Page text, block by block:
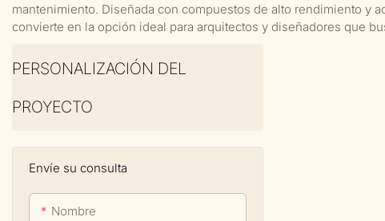
mantenimiento. Diseñada con compuestos de alto rendimiento y
convierte en la opción ideal para arquitectos y diseñadores que
PERSONALIZACIÓN DEL
PROYECTO
Envíe su consulta
Nombre